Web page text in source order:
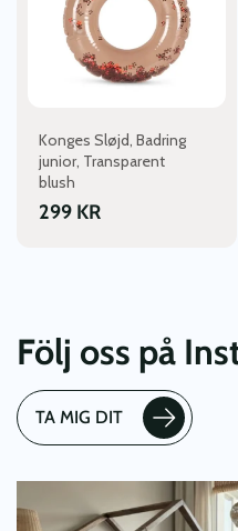
Konges Sløjd, Badring
junior, Transparent
blush
299 KR
Följ oss på
TA MIG DIT